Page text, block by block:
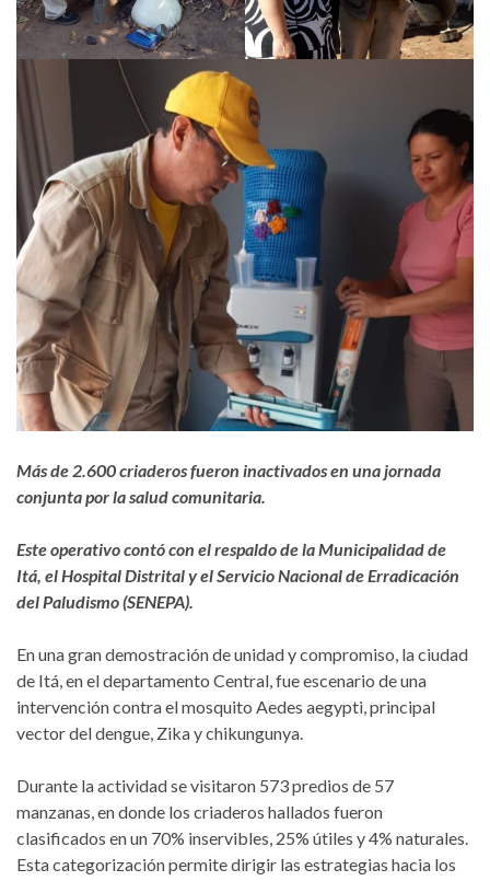
Más de 2.600 criaderos fueron inactivados en una jornada
conjunta por la salud comunitaria.
Este operativo contó con el respaldo de la Municipalidad de
Itá, el Hospital Distrital y el Servicio Nacional de Erradicación
del Paludismo (SENEPA).
En una gran demostración de unidad y compromiso, la ciudad
de Itá, en el departamento Central, fue escenario de una
intervención contra el mosquito Aedes aegypti, principal
vector del dengue, Zika y chikungunya.
Durante la actividad se visitaron 573 predios de 57
manzanas, en donde los criaderos hallados fueron
clasificados en un 70% inservibles, 25% útiles y 4% naturales.
Esta categorización permite dirigir las estrategias hacia los